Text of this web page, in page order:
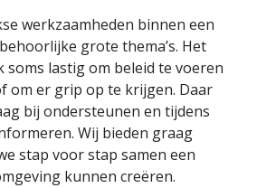
werkzaamheden binnen een
grote thema’s. Het
lastig om beleid te voeren
om er grip op te krijgen. Daar
bij ondersteunen en tijdens
Wij bieden graag
stap voor stap samen een
kunnen creëren.